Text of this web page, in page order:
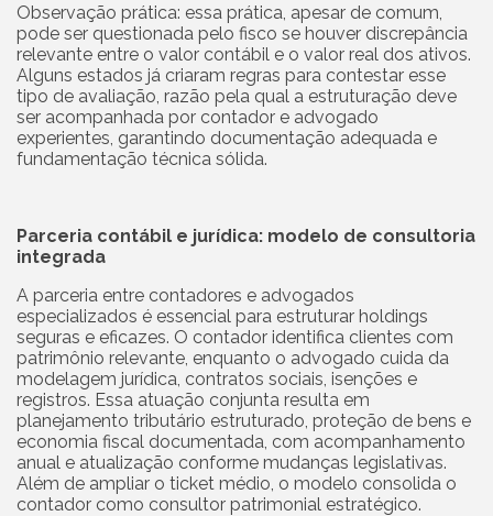
Observação prática: essa prática, apesar de comum,
pode ser questionada pelo fisco se houver discrepância
relevante entre o valor contábil e o valor real dos ativos.
Alguns estados já criaram regras para contestar esse
tipo de avaliação, razão pela qual a estruturação deve
ser acompanhada por contador e advogado
experientes, garantindo documentação adequada e
fundamentação técnica sólida.
Parceria contábil e jurídica: modelo de consultoria
integrada
A parceria entre contadores e advogados
especializados é essencial para estruturar holdings
seguras e eficazes. O contador identifica clientes com
patrimônio relevante, enquanto o advogado cuida da
modelagem jurídica, contratos sociais, isenções e
registros. Essa atuação conjunta resulta em
planejamento tributário estruturado, proteção de bens e
economia fiscal documentada, com acompanhamento
anual e atualização conforme mudanças legislativas.
Além de ampliar o ticket médio, o modelo consolida o
contador como consultor patrimonial estratégico.